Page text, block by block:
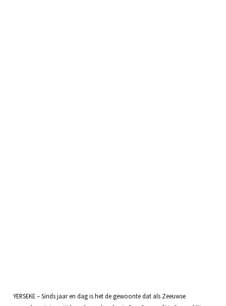
YERSEKE – Sinds jaar en dag is het de gewoonte dat als Zeeuwse